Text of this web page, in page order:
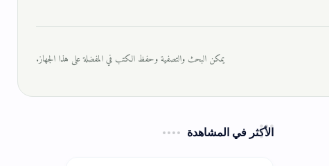
يمكن البحث والتصفية وحفظ الكتب في المفضلة على هذا الجهاز.
الأكثر في المشاهدة